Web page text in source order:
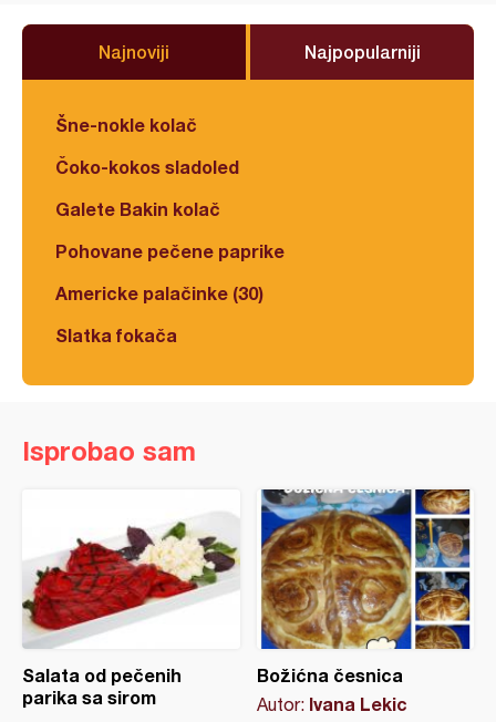
Najnoviji Najpopularniji
Šne-nokle kolač
Čoko-kokos sladoled
Galete Bakin kolač
Pohovane pečene paprike
Americke palačinke (30)
Slatka fokača
Isprobao sam
Salata od pečenih
parika sa sirom
Božićna česnica
Autor: Ivana Lekic